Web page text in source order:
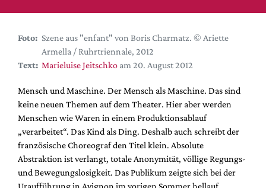
DdB-map
Kalender
Premierensuche
Festival-Planer
Hefte
Alle Hefte
Leseproben
Podcast
Service
Foto: Szene aus "enfant" von Boris Charmatz. © Ariette
Armella / Ruhrtriennale, 2012
Text: Marieluise Jeitschko am 20. August 2012
Mensch und Maschine. Der Mensch als Maschine. Das sind
keine neuen Themen auf dem Theater. Hier aber werden
Menschen wie Waren in einem Produktionsablauf
„verarbeitet“. Das Kind als Ding. Deshalb auch schreibt der
französische Choreograf den Titel klein. Absolute
Abstraktion ist verlangt, totale Anonymität, völlige Regungs-
und Bewegungslosigkeit. Das Publikum zeigte sich bei der
Uraufführung in Avignon im vorigen Sommer hellauf